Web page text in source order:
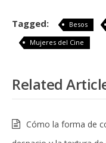
Tagged: Besos
Mujeres del Cine
Related
Cómo la forma de